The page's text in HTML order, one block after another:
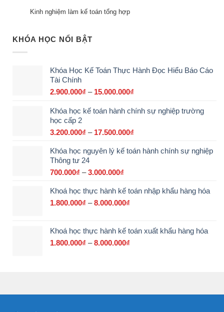
Kinh nghiệm làm kế toán tổng hợp
KHÓA HỌC NỔI BẬT
Khóa Học Kế Toán Thực Hành Đọc Hiểu Báo Cáo
Tài Chính
2.900.000₫ – 15.000.000₫
từ
Khóa học kế toán hành chính sự nghiệp trường
học cấp 2
3.200.000₫ – 17.500.000₫
từ
Khóa học nguyên lý kế toán hành chính sự nghiệp
Thông tư 24
700.000₫ – 3.000.000₫
từ
700.000₫
Khoá học thực hành kế toán nhập khẩu hàng hóa
1.800.000₫ – 8.000.000₫
1.800.000₫
Khoá học thực hành kế toán xuất khẩu hàng hóa
1.800.000₫ – 8.000.000₫